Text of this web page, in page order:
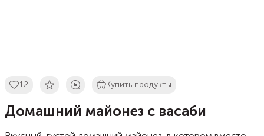
12 Купить продукты
Домашний майонез с васаби